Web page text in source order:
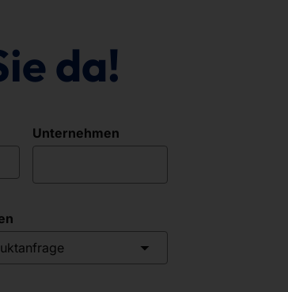
da!
Unternehmen